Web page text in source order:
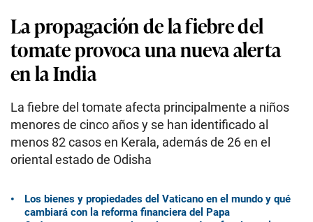
La propagación de la fiebre del
tomate provoca una nueva alerta
en la India
La fiebre del tomate afecta principalmente a niños
menores de cinco años y se han identificado al
menos 82 casos en Kerala, además de 26 en el
oriental estado de Odisha
Los bienes y propiedades del Vaticano en el mundo y qué
cambiará con la reforma financiera del Papa